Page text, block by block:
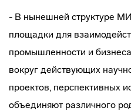
- В нынешней структуре
площадки для
промышленности и
вокруг действующих
проектов, перспективных
объединяют различного